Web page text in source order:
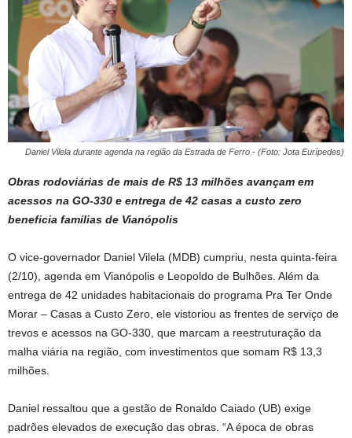
Daniel Vilela durante agenda na região da Estrada de Ferro - (Foto: Jota Eurípedes)
Obras rodoviárias de mais de R$ 13 milhões avançam em
acessos na GO-330 e entrega de 42 casas a custo zero
beneficia famílias de Vianópolis
O vice-governador Daniel Vilela (MDB) cumpriu, nesta quinta-feira
(2/10), agenda em Vianópolis e Leopoldo de Bulhões. Além da
entrega de 42 unidades habitacionais do programa Pra Ter Onde
Morar – Casas a Custo Zero, ele vistoriou as frentes de serviço de
trevos e acessos na GO-330, que marcam a reestruturação da
malha viária na região, com investimentos que somam R$ 13,3
milhões.
Daniel ressaltou que a gestão de Ronaldo Caiado (UB) exige
padrões elevados de execução das obras. “A época de obras